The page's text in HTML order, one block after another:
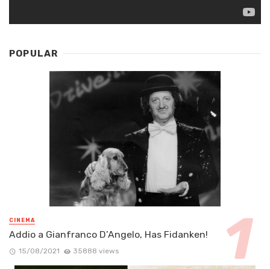
POPULAR
CINEMA
Addio a Gianfranco D’Angelo, Has Fidanken!
15/08/2021 35888 views